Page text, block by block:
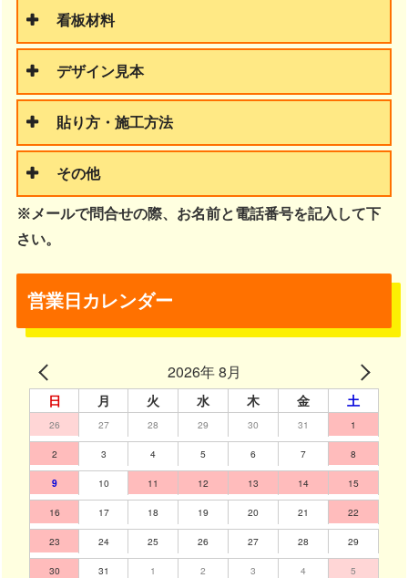
看板材料
デザイン見本
貼り方・施工方法
その他
※メールで問合せの際、お名前と電話番号を記入して下
さい。
営業日カレンダー
2026年 8月
日 月 火 水 木 金 土
26 27 28 29 30 31 1
2 3 4 5 6 7 8
9 10 11 12 13 14 15
16 17 18 19 20 21 22
23 24 25 26 27 28 29
30 31 1 2 3 4 5